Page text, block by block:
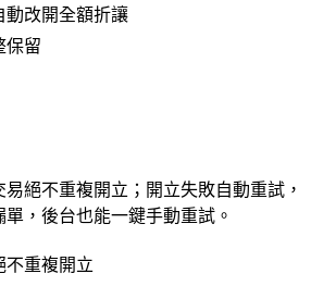
動改開全額折讓
保留
絕不重複開立；開立失敗自動重試，
，後台也能一鍵手動重試。
不重複開立